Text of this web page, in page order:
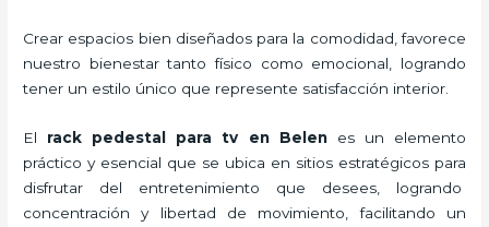
Crear espacios bien diseñados para la comodidad, favorece
nuestro bienestar tanto físico como emocional, logrando
tener un estilo único que represente satisfacción interior.
El rack pedestal para tv en Belen es un elemento
práctico y esencial que se ubica en sitios estratégicos para
disfrutar del entretenimiento que desees, logrando
concentración y libertad de movimiento, facilitando un